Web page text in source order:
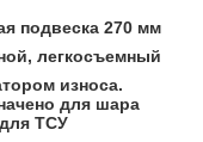
подвеска 270 мм
легкосъемный
износа.
для шара
ТСУ